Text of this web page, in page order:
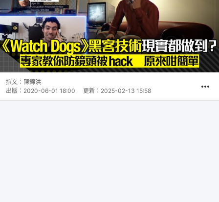
撰文： 陳錦洪
出版： 2020-06-01 18:00 更新： 2025-02-13 15:58